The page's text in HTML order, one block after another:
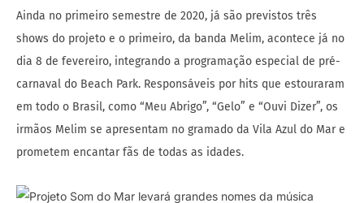
Ainda no primeiro semestre de 2020, já são previstos três
shows do projeto e o primeiro, da banda Melim, acontece já no
dia 8 de fevereiro, integrando a programação especial de pré-
carnaval do Beach Park. Responsáveis por hits que estouraram
em todo o Brasil, como “Meu Abrigo”, “Gelo” e “Ouvi Dizer”, os
irmãos Melim se apresentam no gramado da Vila Azul do Mar e
prometem encantar fãs de todas as idades.